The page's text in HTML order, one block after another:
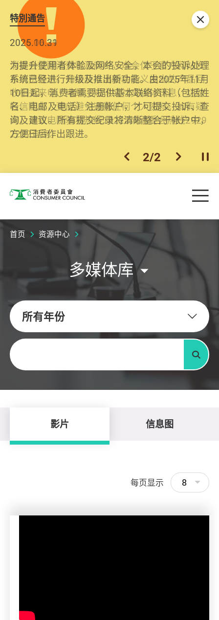
特別通告
2026.06.29
消委会提醒消费者及商户，本会仅于官方网站发
布消费警示。如接获以消委会名义发出的产品回
收相关来电、电邮、短讯或社交媒体讯息，切勿
轻信回应，更应避免透露任何个人资料。如有疑
问，请致电防骗易热线18222或消委会热线2929
2222查询。
2025.10.31
为提升使用者体验及网络安全，本会的投诉处理
系统已经进行升级及推出新功能。由2025年11月
10日起，消费者需要提供基本联络资料（包括姓
名、电邮及电话）注册帐户，才可提交投诉、查
询及建议。所有提交纪录将清晰整合于帐户中，
方便日后作出跟进。
上一个
2/2 下一个开
关闭
消费者委员会 目
首页 资源中心
多媒体库
所有年份
关键字
搜寻
影片 信息图
每页显示 8